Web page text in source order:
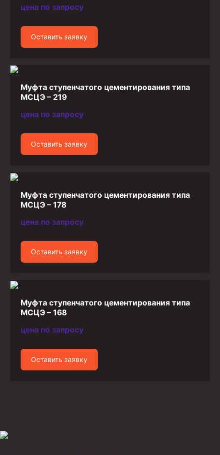
цена по запросу
Оставить заявку
Муфта ступенчатого цементирования типа
МСЦЭ – 219
цена по запросу
Оставить заявку
Муфта ступенчатого цементирования типа
МСЦЭ – 178
цена по запросу
Оставить заявку
Муфта ступенчатого цементирования типа
МСЦЭ – 168
цена по запросу
Оставить заявку